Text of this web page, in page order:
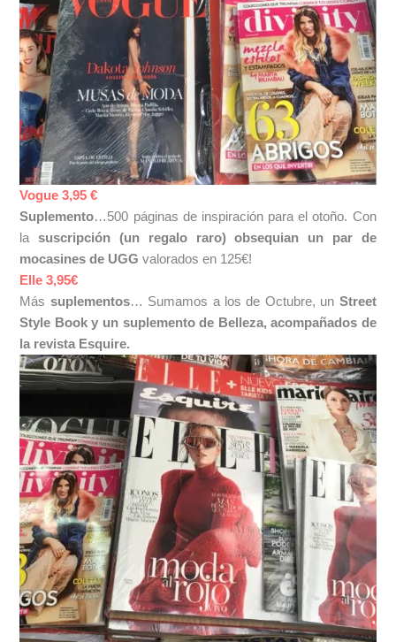
Vogue 3,95 €
Suplemento…500 páginas de inspiración para el otoño. Con
lasuscripción (un regalo raro) obsequian un par de
mocasines de UGG valorados en 125€!
Elle 3,95€
Más suplementos… Sumamos a los de Octubre, un Street
Style Book y un suplemento de Belleza, acompañados de
la revista Esquire.